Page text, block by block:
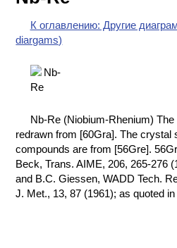
ВРЕДНЫЕ
ФАКТОРЫ
ХИМИЯ НА
ПРОИЗВОДСТВЕ
И ХИМИЧЕСКАЯ
ТЕХНОЛОГИЯ
К оглавлению: Другие
diargams)
Nb-Re (Niobium-Rhenium)
redrawn from [60Gra]. The crystal
compounds are from [56Gre].
Beck, Trans. AIME, 206, 265-276
and B.C. Giessen, WADD Tech.
J. Met., 13, 87 (1961); as quoted in